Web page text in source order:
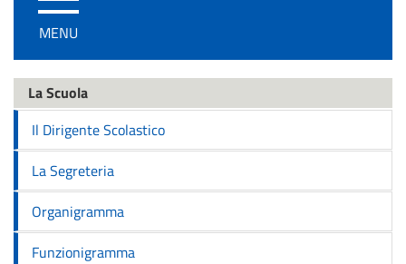
/
disattiva
navigazione
MENU
La Scuola
Il Dirigente Scolastico
La Segreteria
Organigramma
Funzionigramma